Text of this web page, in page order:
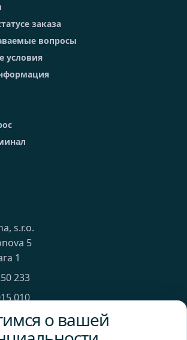
заказа
вопросы
условия
s.r.o.
5
1
233
010
- 18:00
о вашей